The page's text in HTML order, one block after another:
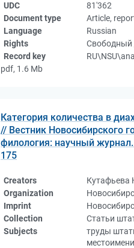
UDC
81'362
Document type
Article,
Language
Russian
Rights
Свободный
Record key
pdf, 1.6 Mb
Категория количества в
// Вестник Новосибирского
филология: научный
175
Creators
Кутафьева
Organization
Imprint
Collection
Статьи
Subjects
труды